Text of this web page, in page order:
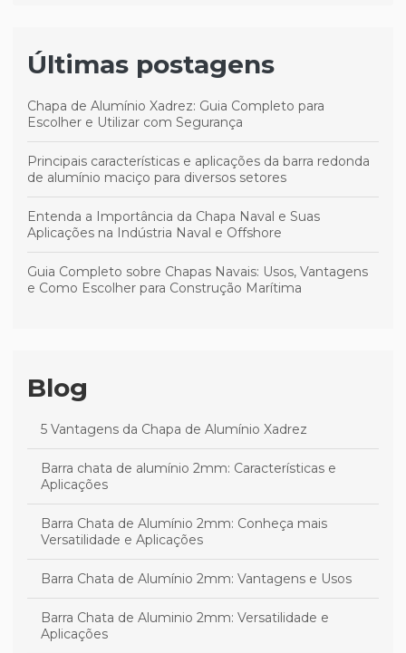
Últimas postagens
Chapa de Alumínio Xadrez: Guia Completo para
Escolher e Utilizar com Segurança
Principais características e aplicações da barra redonda
de alumínio maciço para diversos setores
Entenda a Importância da Chapa Naval e Suas
Aplicações na Indústria Naval e Offshore
Guia Completo sobre Chapas Navais: Usos, Vantagens
e Como Escolher para Construção Marítima
Blog
5 Vantagens da Chapa de Alumínio Xadrez
Barra chata de alumínio 2mm: Características e
Aplicações
Barra Chata de Alumínio 2mm: Conheça mais
Versatilidade e Aplicações
Barra Chata de Alumínio 2mm: Vantagens e Usos
Barra Chata de Aluminio 2mm: Versatilidade e
Aplicações